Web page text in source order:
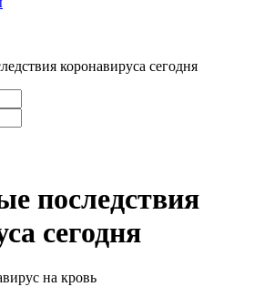
коронавируса сегодня
последствия
сегодня